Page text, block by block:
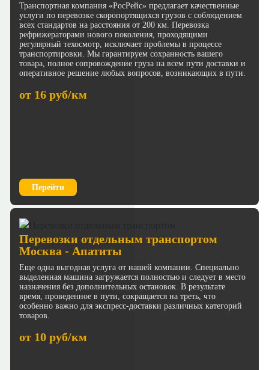
Транспортная компания «РосРейс» предлагает качественные
услуги по перевозке скоропортящихся грузов с соблюдением
всех стандартов на расстояния от 200 км. Перевозка
рефрижераторами нового поколения, проходящими
регулярный техосмотр, исключает проблемы в процессе
транспортировки. Мы гарантируем сохранность вашего
товара, полное сопровождение груза на всем пути доставки и
оперативное решение любых вопросов, возникающих в пути.
от 16 руб/км
Перейти
Перевозки отдельным транспортом
Москва - Апатиты
Еще одна выгодная услуга от нашей компании. Специально
выделенная машина загружается полностью и следует в место
назначения без дополнительных остановок. В результате
время, проведенное в пути, сокращается на треть, что
особенно важно для экспресс-доставки различных категорий
товаров.
от 10 руб/км